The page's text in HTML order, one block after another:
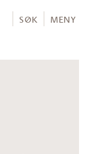
SØK MENY